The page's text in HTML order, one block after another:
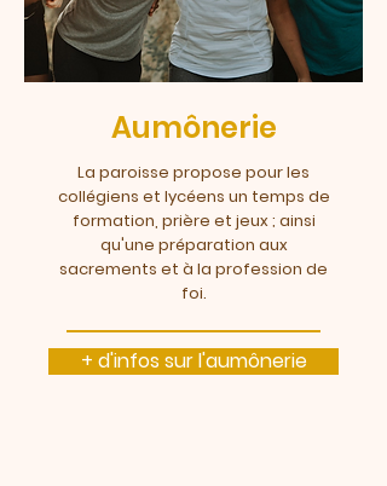
Aumônerie
La paroisse propose pour les
collégiens et lycéens un temps de
formation, prière et jeux ; ainsi
qu'une préparation aux
sacrements et à la profession de
foi.
+ d'infos sur l'aumônerie